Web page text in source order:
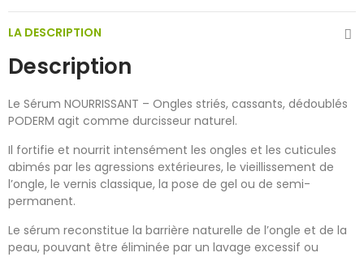
LA DESCRIPTION
Description
Le Sérum NOURRISSANT – Ongles striés, cassants, dédoublés
PODERM agit comme durcisseur naturel.
Il fortifie et nourrit intensément les ongles et les cuticules
abimés par les agressions extérieures, le vieillissement de
l’ongle, le vernis classique, la pose de gel ou de semi-
permanent.
Le sérum reconstitue la barrière naturelle de l’ongle et de la
peau, pouvant être éliminée par un lavage excessif ou